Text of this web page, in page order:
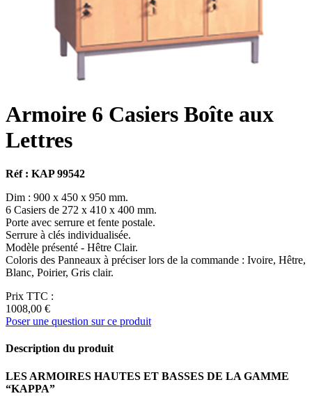
Armoire 6 Casiers Boîte aux
Lettres
Réf : KAP 99542
Dim : 900 x 450 x 950 mm.
6 Casiers de 272 x 410 x 400 mm.
Porte avec serrure et fente postale.
Serrure à clés individualisée.
Modèle présenté - Hêtre Clair.
Coloris des Panneaux à préciser lors de la commande : Ivoire, Hêtre,
Blanc, Poirier, Gris clair.
Prix TTC :
1008,00 €
Poser une question sur ce produit
Description du produit
LES ARMOIRES HAUTES ET BASSES DE LA GAMME
“KAPPA”